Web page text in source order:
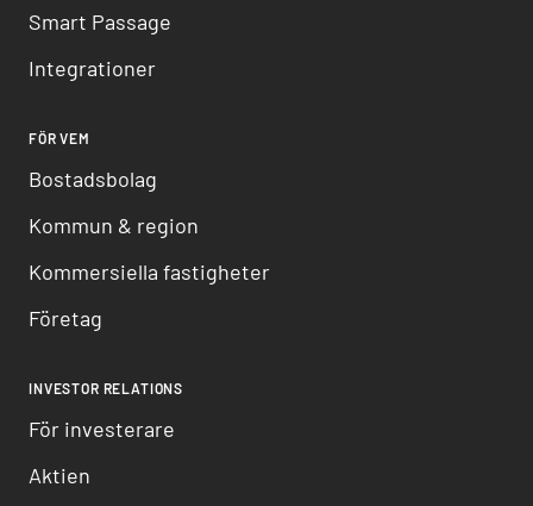
Smart Passage
Integrationer
FÖR VEM
Bostadsbolag
Kommun & region
Kommersiella fastigheter
Företag
INVESTOR RELATIONS
För investerare
Aktien